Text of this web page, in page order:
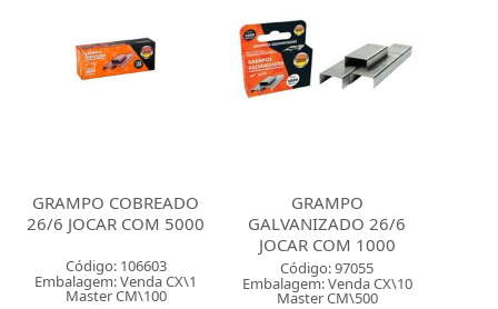
GRAMPO COBREADO
26/6 JOCAR COM 5000
Código: 106603
Embalagem: Venda CX\1
Master CM\100
GRAMPO
GALVANIZADO 26/6
JOCAR COM 1000
Código: 97055
Embalagem: Venda CX\10
Master CM\500